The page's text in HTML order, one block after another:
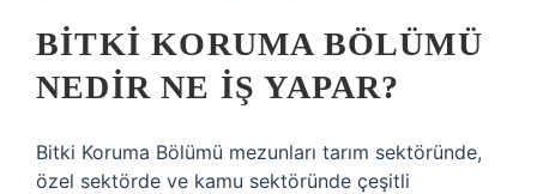
BITKI KORUMA BÖLÜMÜ
NEDIR NE IŞ YAPAR?
Bitki Koruma Bölümü mezunları tarım sektöründe,
özel sektörde ve kamu sektöründe çeşitli